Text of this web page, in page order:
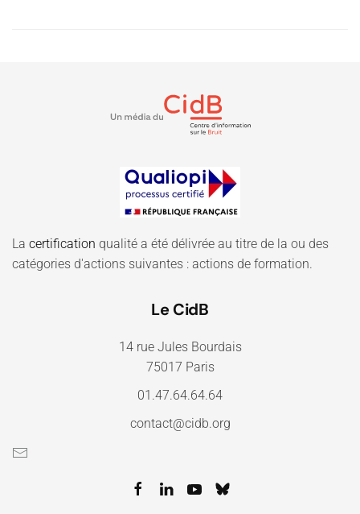
La certification qualité a été délivrée au titre de la ou des
catégories d'actions suivantes : actions de formation.
Le CidB
14 rue Jules Bourdais
75017 Paris
01.47.64.64.64
contact@cidb.org